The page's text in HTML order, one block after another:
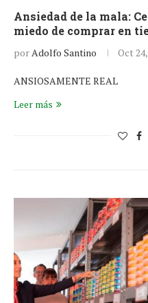
Ansiedad de la mala:
miedo de comprar en
porAdolfo Santino Oct
ANSIOSAMENTE REAL
Leer más